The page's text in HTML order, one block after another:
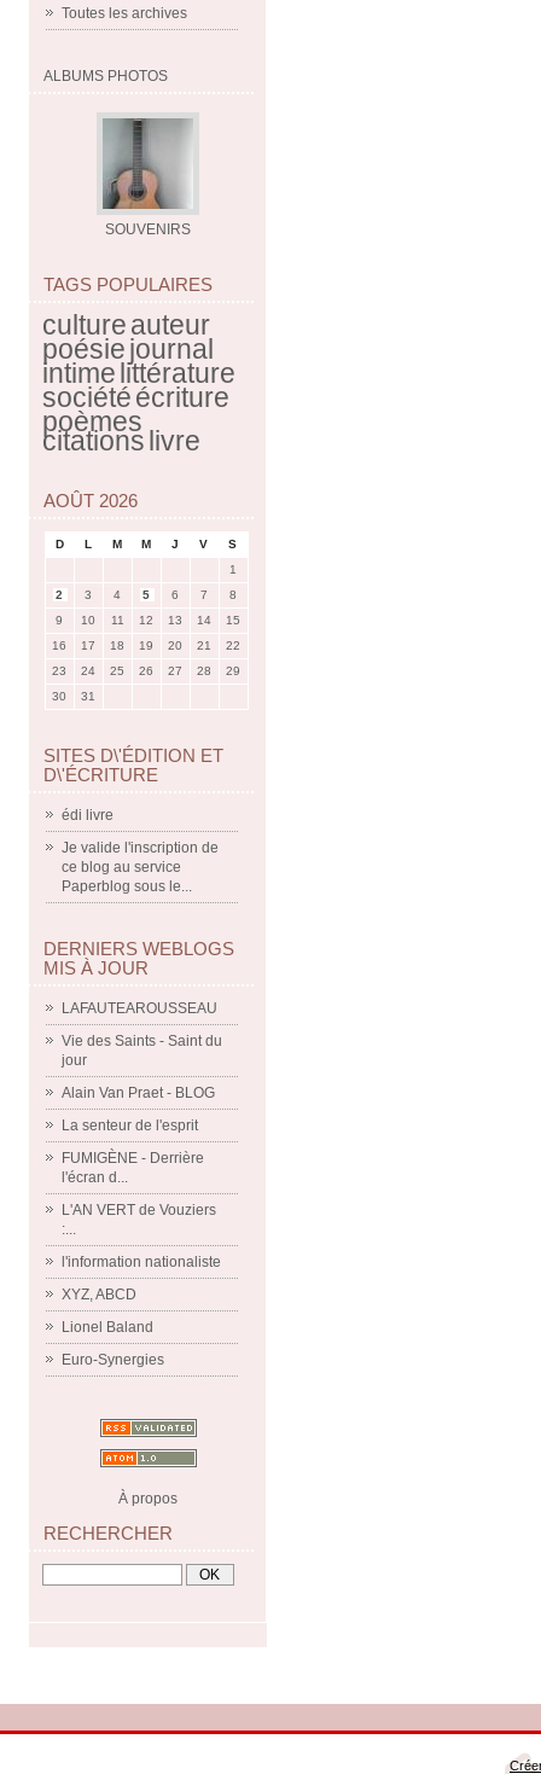
Toutes les archives
ALBUMS PHOTOS
SOUVENIRS
TAGS POPULAIRES
cultureauteur
poésiejournal
intimelittérature
sociétéécriture
poèmes
citationslivre
AOÛT 2026
D L M M J V
S
1
2
3 4 5 6 7
8
9
10 11 12 13 14
15
16
17 18 19 20 21
22
23
24 25 26 27 28
29
30
31
SITES D\'ÉDITION ET
D\'ÉCRITURE
édi livre
Je valide l'inscription de
ce blog au service
Paperblog sous le...
DERNIERS WEBLOGS
MIS À JOUR
LAFAUTEAROUSSEAU
Vie des Saints - Saint du
jour
Alain Van Praet - BLOG
La senteur de l'esprit
FUMIGÈNE - Derrière
l'écran d...
L'AN VERT de Vouziers
:...
l'information nationaliste
XYZ, ABCD
Lionel Baland
Euro-Synergies
À propos
RECHERCHER